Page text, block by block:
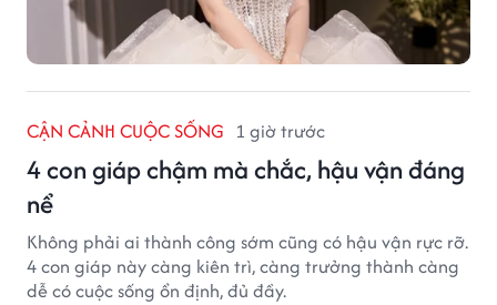
CẬN CẢNH CUỘC SỐNG 1 giờ trước
4 con giáp chậm mà chắc, hậu vận đáng
nể
Không phải ai thành công sớm cũng có hậu vận rực rỡ.
4 con giáp này càng kiên trì, càng trưởng thành càng
dễ có cuộc sống ổn định, đủ đầy.